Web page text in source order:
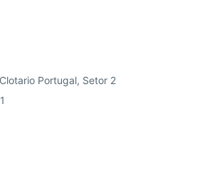
Portugal, Setor 2
1